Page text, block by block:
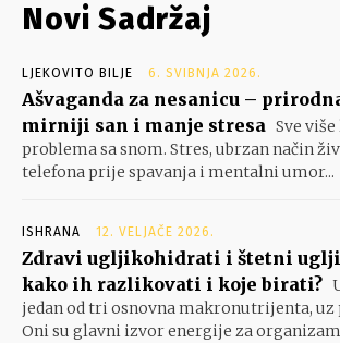
Novi Sadržaj
LJEKOVITO BILJE 6. SVIBNJA 2026.
Ašvaganda za nesanicu –
mirniji san i manje stresa Sve
problema sa snom. Stres, ubrzan način
telefona prije spavanja i mentalni umor...
ISHRANA 12. VELJAČE 2026.
Zdravi ugljikohidrati i štetni
kako ih razlikovati i koje birati?
jedan od tri osnovna makronutrijenta,
Oni su glavni izvor energije za